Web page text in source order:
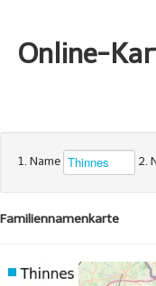
Online-
1. Name 2.
Familiennamenkarte